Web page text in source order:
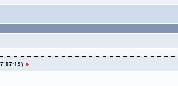
17:19)